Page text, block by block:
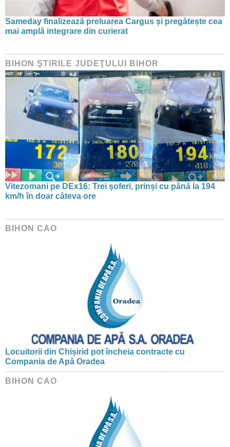
Sameday finalizează preluarea Cargus și pregătește cea
mai amplă integrare din curierat
BIHON ŞTIRILE JUDEŢULUI BIHOR
Vitezomani pe DEx16: Trei șoferi, prinși cu până la 194
km/h în doar câteva ore
BIHON CAO
Locuitorii din Chișirid pot încheia contracte cu
Compania de Apă Oradea
BIHON CAO